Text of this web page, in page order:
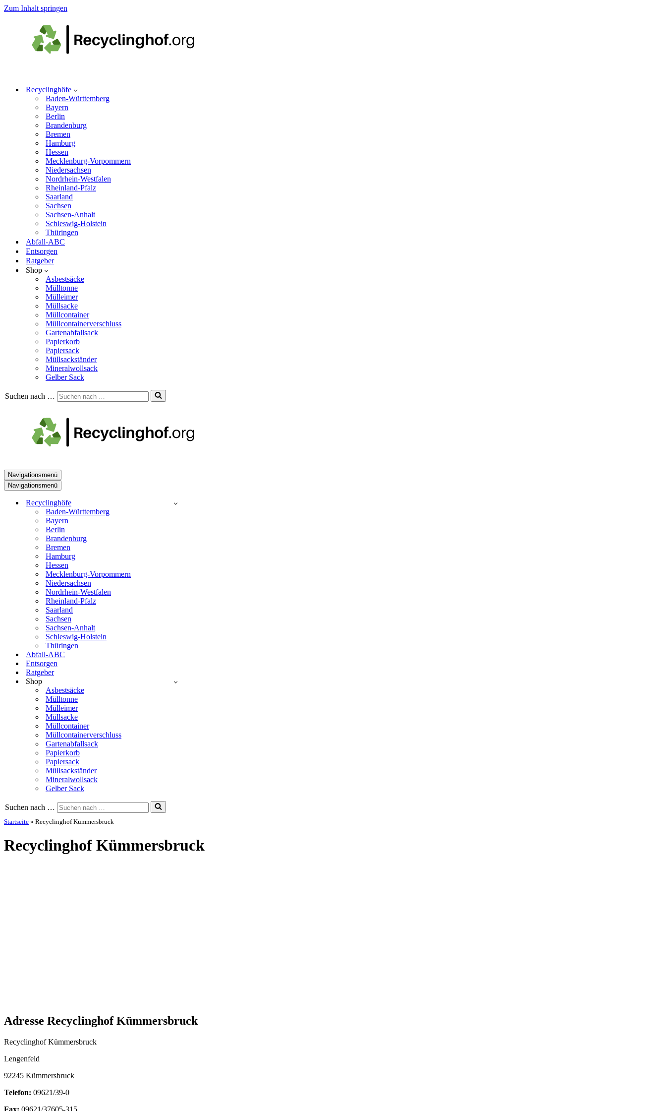
Zum Inhalt springen
Recyclinghöfe
Baden-Württemberg
Bayern
Berlin
Brandenburg
Bremen
Hamburg
Hessen
Mecklenburg-Vorpommern
Niedersachsen
Nordrhein-Westfalen
Rheinland-Pfalz
Saarland
Sachsen
Sachsen-Anhalt
Schleswig-Holstein
Thüringen
Abfall-ABC
Entsorgen
Ratgeber
Shop
Asbestsäcke
Mülltonne
Mülleimer
Müllsacke
Müllcontainer
Müllcontainerverschluss
Gartenabfallsack
Papierkorb
Papiersack
Müllsackständer
Mineralwollsack
Gelber Sack
Suchen nach …
Navigationsmenü
Navigationsmenü
Recyclinghöfe
Baden-Württemberg
Bayern
Berlin
Brandenburg
Bremen
Hamburg
Hessen
Mecklenburg-Vorpommern
Niedersachsen
Nordrhein-Westfalen
Rheinland-Pfalz
Saarland
Sachsen
Sachsen-Anhalt
Schleswig-Holstein
Thüringen
Abfall-ABC
Entsorgen
Ratgeber
Shop
Asbestsäcke
Mülltonne
Mülleimer
Müllsacke
Müllcontainer
Müllcontainerverschluss
Gartenabfallsack
Papierkorb
Papiersack
Müllsackständer
Mineralwollsack
Gelber Sack
Suchen nach …
Startseite » Recyclinghof Kümmersbruck
Recyclinghof Kümmersbruck
Adresse Recyclinghof Kümmersbruck
Recyclinghof Kümmersbruck
Lengenfeld
92245 Kümmersbruck
Telefon: 09621/39-0
Fax: 09621/37605-315